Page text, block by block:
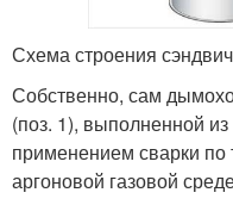
Схема строения
Собственно, сам
(поз. 1), выполненной
применением сварки по
аргоновой газовой